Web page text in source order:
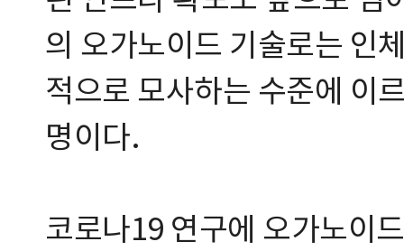
의 오가노이드 기술로는 인
적으로 모사하는 수준에 이
명이다.
코로나19 연구에 오가노이